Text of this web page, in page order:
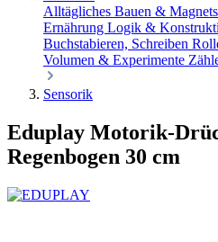
Alltägliches Bauen &
Ernährung Logik &
Buchstabieren, Schreiben
Volumen & Experimente
Sensorik
Eduplay Motorik-
Regenbogen 30 cm